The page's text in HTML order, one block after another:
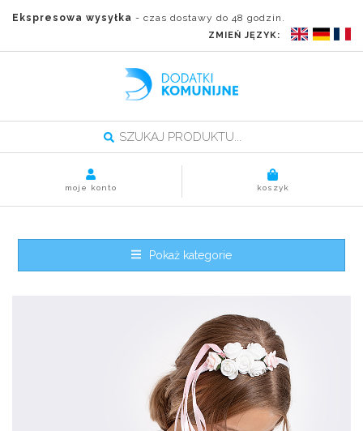
Ekspresowa wysyłka - czas dostawy do 48 godzin.
ZMIEŃ JĘZYK:
koszyk
moje konto
Pokaż kategorie